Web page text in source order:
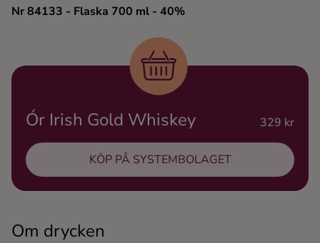
Nr 84133 - Flaska 700 ml - 40%
Om drycken
Ór Irish Gold Whiskey 329 kr
KÖP PÅ SYSTEMBOLAGET